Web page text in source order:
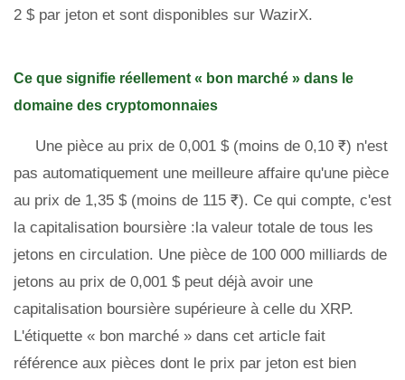
2 $ par jeton et sont disponibles sur WazirX.
Ce que signifie réellement « bon marché » dans le
domaine des cryptomonnaies
Une pièce au prix de 0,001 $ (moins de 0,10 ₹) n'est
pas automatiquement une meilleure affaire qu'une pièce
au prix de 1,35 $ (moins de 115 ₹). Ce qui compte, c'est
la capitalisation boursière :la valeur totale de tous les
jetons en circulation. Une pièce de 100 000 milliards de
jetons au prix de 0,001 $ peut déjà avoir une
capitalisation boursière supérieure à celle du XRP.
L'étiquette « bon marché » dans cet article fait
référence aux pièces dont le prix par jeton est bien